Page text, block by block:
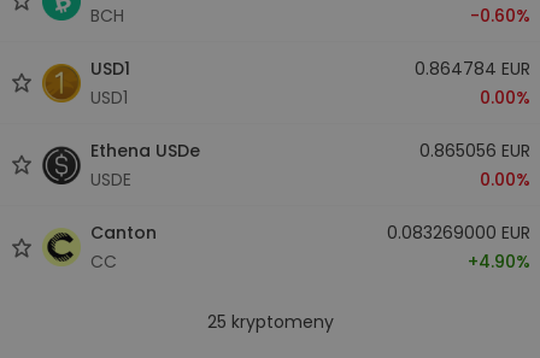
BCH
-0.60%
USD1
USD1
0.864784 EUR
0.00%
Ethena USDe
USDE
0.865056 EUR
0.00%
Canton
CC
0.083269000 EUR
+4.90%
25 kryptomeny